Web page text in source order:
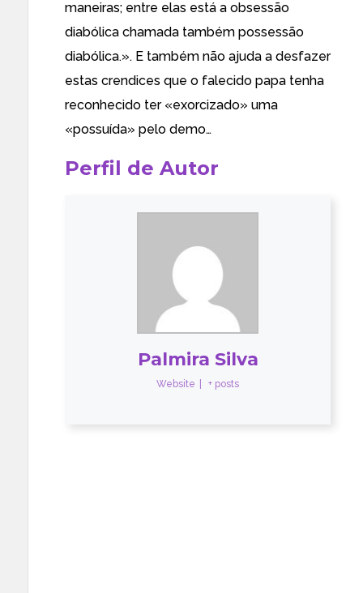
maneiras; entre elas está a obsessão
diabólica chamada também possessão
diabólica.». E também não ajuda a desfazer
estas crendices que o falecido papa tenha
reconhecido ter «exorcizado» uma
«possuída» pelo demo…
Perfil de Autor
Palmira Silva
Website + posts